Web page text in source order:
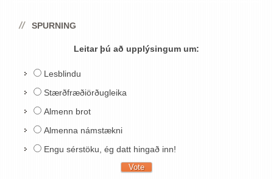
SPURNING
Leitar þú að upplýsingum um:
Lesblindu
Stærðfræðiörðugleika
Almenn brot
Almenna námstækni
Engu sérstöku, ég datt hingað inn!